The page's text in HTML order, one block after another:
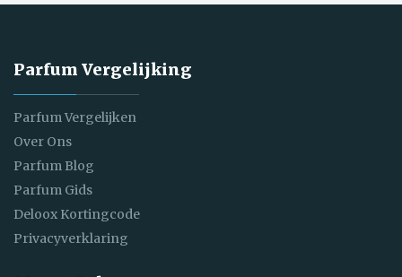
Parfum Vergelijking
Parfum Vergelijken
Over Ons
Parfum Blog
Parfum Gids
Deloox Kortingcode
Privacyverklaring